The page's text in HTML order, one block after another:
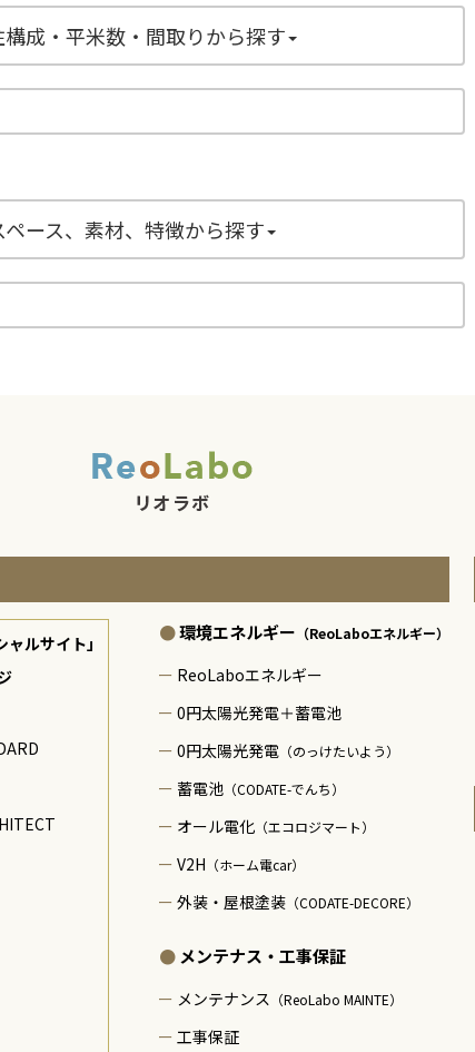
構成・平米数・間取りから探す
ペース、素材、特徴から探す
ャルサイト」
環境エネルギー （ReoLaboエネルギー）
ReoLaboエネルギー
0円太陽光発電＋蓄電池
0円太陽光発電 （のっけたいよう）
蓄電池 （CODATE-でんち）
オール電化 （エコロジマート）
V2H （ホーム電car）
外装・屋根塗装 （CODATE-DECORE）
メンテナス・工事保証
メンテナンス （ReoLabo MAINTE）
工事保証